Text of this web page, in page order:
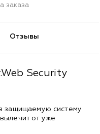
заказа
Отзывы
Security
защищаемую систему
от уже